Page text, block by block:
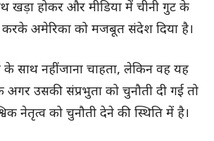
खड़ा होकर और मीडिया में चीनी गुट के
करके अमेरिका को मजबूत संदेश दिया है।
के साथ नहीं जाना चाहता, लेकिन वह यह
अगर उसकी संप्रभुता को चुनौती दी गई तो
नेतृत्व को चुनौती देने की स्थिति में है।